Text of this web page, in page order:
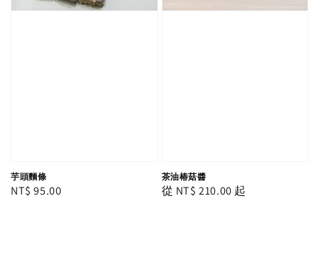
芋頭麵條
Regular
NT$ 95.00
茶油椿菇醬
Regular
從 NT$ 210.00 起